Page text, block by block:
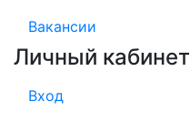
Вакансии
Личный кабинет
Вход